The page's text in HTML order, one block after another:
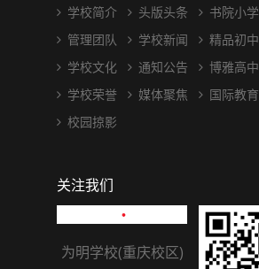
学校简介
管理团队
学校文化
学校荣誉
校园掠影
头版头条
学校新闻
通知公告
媒体聚焦
书院小学
精品初中
博雅高中
国际教育
关注我们
为明学校(重庆校区)